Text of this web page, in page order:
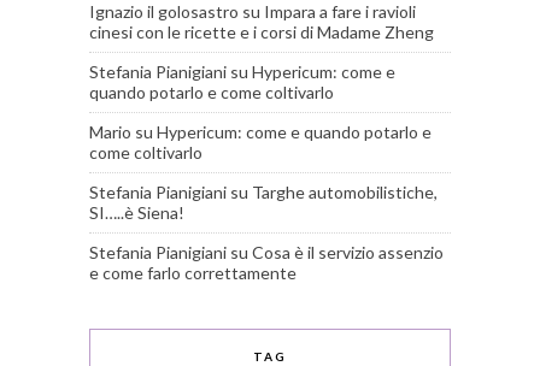
Ignazio il golosastro su Impara a fare i ravioli
cinesi con le ricette e i corsi di Madame Zheng
Stefania Pianigiani su Hypericum: come e
quando potarlo e come coltivarlo
Mario su Hypericum: come e quando potarlo e
come coltivarlo
Stefania Pianigiani su Targhe automobilistiche,
SI…..è Siena!
Stefania Pianigiani su Cosa è il servizio assenzio
e come farlo correttamente
TAG